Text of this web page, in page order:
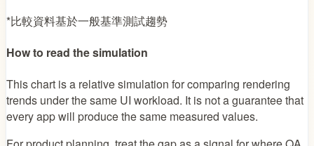
*比較資料基於一般基準測試趨勢
How to read the simulation
This chart is a relative simulation for comparing rendering
trends under the same UI workload. It is not a guarantee that
every app will produce the same measured values.